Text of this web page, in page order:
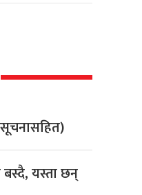
यस्ता छन्